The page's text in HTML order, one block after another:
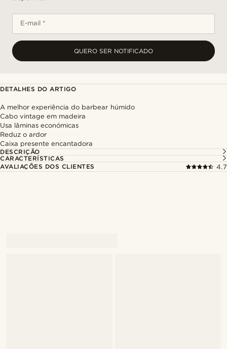
E-mail *
QUERO SER NOTIFICADO
DETALHES DO ARTIGO
A melhor experiência do barbear húmido
Cabo vintage em madeira
Usa lâminas económicas
Reduz o ardor
Caixa presente encantadora
DESCRIÇÃO
CARACTERÍSTICAS
AVALIAÇÕES DOS CLIENTES
4.7